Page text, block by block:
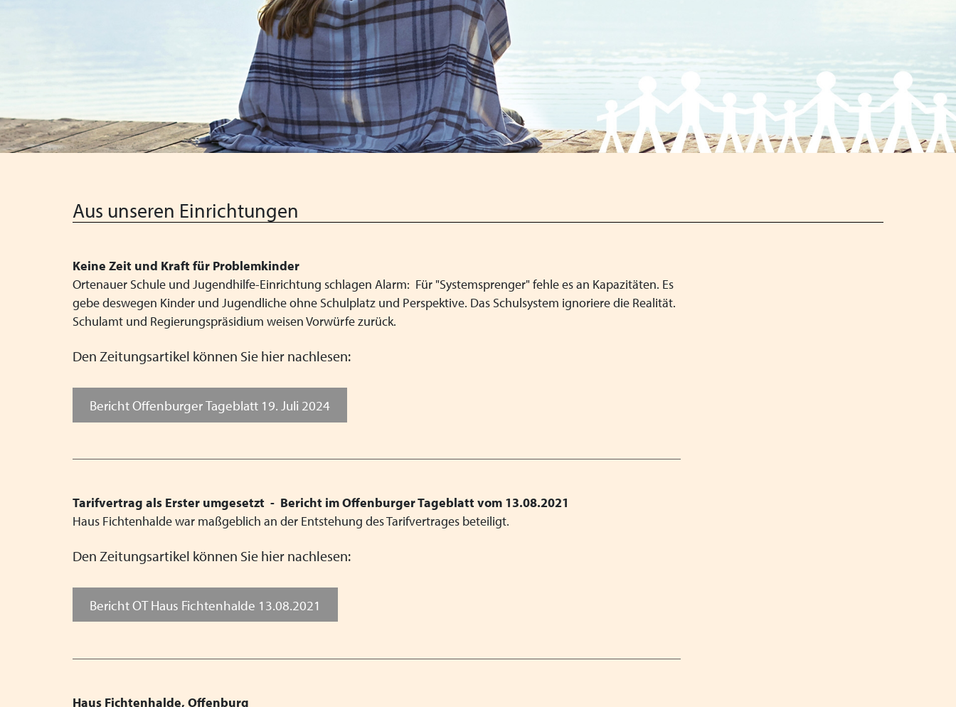
Schließen
Aus unseren Einrichtungen
Keine Zeit und Kraft für Problemkinder
Ortenauer Schule und Jugendhilfe-Einrichtung schlagen Alarm: Für "Systemsprenger" fehle es an Kapazitäten. Es
gebe deswegen Kinder und Jugendliche ohne Schulplatz und Perspektive. Das Schulsystem ignoriere die Realität.
Schulamt und Regierungspräsidium weisen Vorwürfe zurück.
Den Zeitungsartikel können Sie hier nachlesen:
Bericht Offenburger Tageblatt 19. Juli 2024
Tarifvertrag als Erster umgesetzt - Bericht im Offenburger Tageblatt vom 13.08.2021
Haus Fichtenhalde war maßgeblich an der Entstehung des Tarifvertrages beteiligt.
Den Zeitungsartikel können Sie hier nachlesen:
Bericht OT Haus Fichtenhalde 13.08.2021
Haus Fichtenhalde, Offenburg